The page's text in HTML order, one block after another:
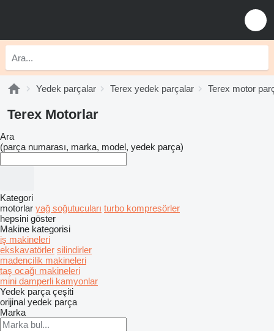
Yedek parçalar Terex yedek parçalar Terex motor
Terex Motorlar
Ara
(parça numarası, marka, model, yedek parça)
Kategori
motorlar yağ soğutucuları turbo kompresörler
hepsini göster
Makine kategorisi
iş makineleri
ekskavatörler silindirler
madencilik makineleri
taş ocağı makineleri
mini damperli kamyonlar
Yedek parça çeşiti
orijinal yedek parça
Marka